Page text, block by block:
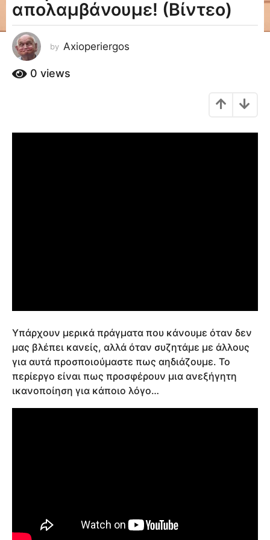
a
o
8
έ
τ
απολαμβάνουμε! (Βίντεο)
by Axioperiergos
0 views
Υπάρχουν μερικά πράγματα που κάνουμε όταν δεν
μας βλέπει κανείς, αλλά όταν συζητάμε με άλλους
για αυτά προσποιούμαστε πως αηδιάζουμε. Το
περίεργο είναι πως προσφέρουν μια ανεξήγητη
ικανοποίηση για κάποιο λόγο…